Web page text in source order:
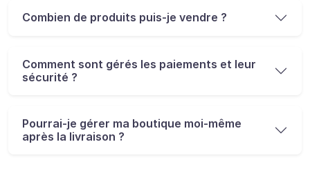
Combien de produits puis-je vendre ?
Comment sont gérés les paiements et leur
sécurité ?
Pourrai-je gérer ma boutique moi-même
après la livraison ?